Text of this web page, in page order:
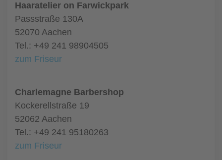
Haaratelier on Farwickpark
Passstraße 130A
52070 Aachen
Tel.: +49 241 98904505
zum Friseur
Charlemagne Barbershop
Kockerellstraße 19
52062 Aachen
Tel.: +49 241 95180263
zum Friseur